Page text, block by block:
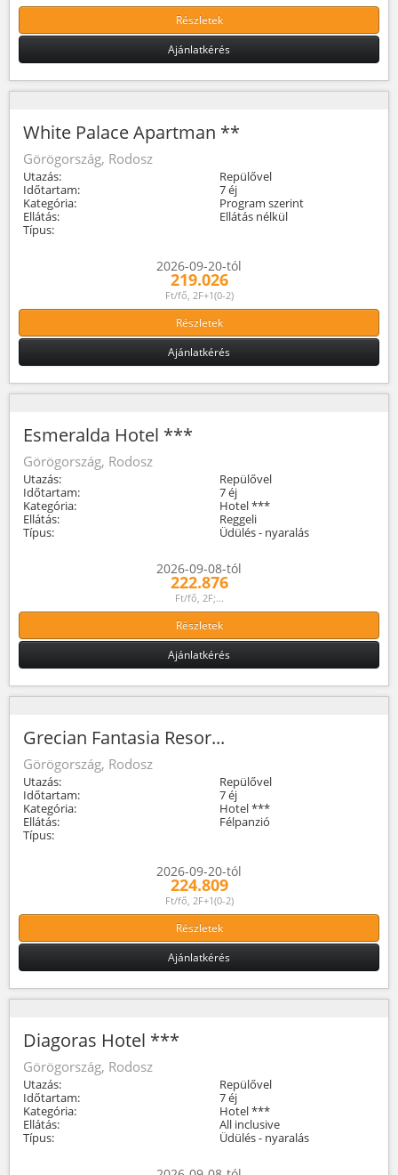
Részletek
Ajánlatkérés
White Palace Apartman **
Görögország, Rodosz
Utazás:
Repülővel
Időtartam:
7 éj
Kategória:
Program szerint
Ellátás:
Ellátás nélkül
Típus:
2026-09-20-tól
219.026
Ft/fő, 2F+1(0-2)
Részletek
Ajánlatkérés
Esmeralda Hotel ***
Görögország, Rodosz
Utazás:
Repülővel
Időtartam:
7 éj
Kategória:
Hotel ***
Ellátás:
Reggeli
Típus:
Üdülés - nyaralás
2026-09-08-tól
222.876
Ft/fő, 2F;...
Részletek
Ajánlatkérés
Grecian Fantasia Resor...
Görögország, Rodosz
Utazás:
Repülővel
Időtartam:
7 éj
Kategória:
Hotel ***
Ellátás:
Félpanzió
Típus:
2026-09-20-tól
224.809
Ft/fő, 2F+1(0-2)
Részletek
Ajánlatkérés
Diagoras Hotel ***
Görögország, Rodosz
Utazás:
Repülővel
Időtartam:
7 éj
Kategória:
Hotel ***
Ellátás:
All inclusive
Típus:
Üdülés - nyaralás